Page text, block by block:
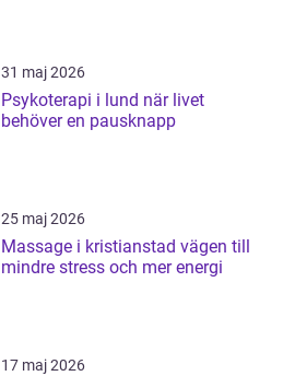
31 maj 2026
Psykoterapi i lund när livet
behöver en pausknapp
25 maj 2026
Massage i kristianstad vägen till
mindre stress och mer energi
17 maj 2026